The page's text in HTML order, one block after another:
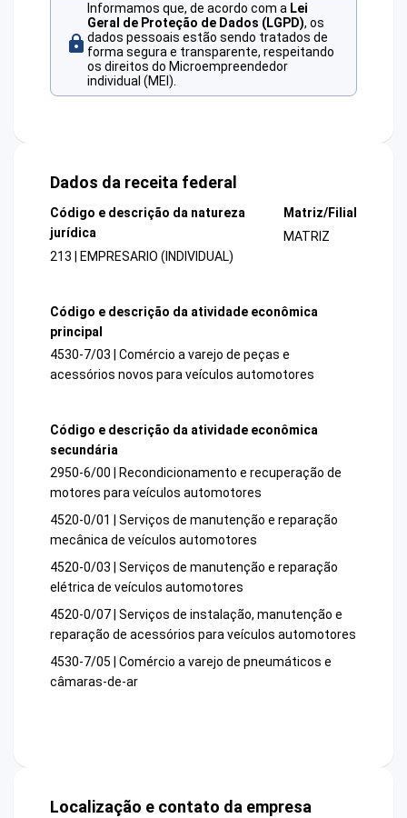
Informamos que, de acordo com a Lei
Geral de Proteção de Dados (LGPD), os
dados pessoais estão sendo tratados de
forma segura e transparente, respeitando
os direitos do Microempreendedor
individual (MEI).
Dados da receita federal
Código e descrição da natureza
jurídica
213 | EMPRESARIO (INDIVIDUAL)
Matriz/Filial
MATRIZ
Código e descrição da atividade econômica
principal
4530-7/03 | Comércio a varejo de peças e
acessórios novos para veículos automotores
Código e descrição da atividade econômica
secundária
2950-6/00 | Recondicionamento e recuperação de
motores para veículos automotores
4520-0/01 | Serviços de manutenção e reparação
mecânica de veículos automotores
4520-0/03 | Serviços de manutenção e reparação
elétrica de veículos automotores
4520-0/07 | Serviços de instalação, manutenção e
reparação de acessórios para veículos automotores
4530-7/05 | Comércio a varejo de pneumáticos e
câmaras-de-ar
Localização e contato da empresa